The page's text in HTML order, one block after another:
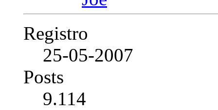
Registro
25-05-2007
Posts
9.114